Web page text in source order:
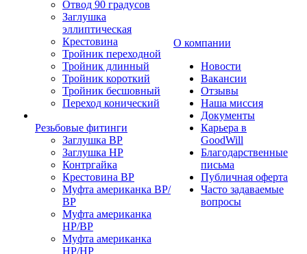
Отвод 90 градусов
Заглушка
эллиптическая
Крестовина
Тройник переходной
Тройник длинный
Тройник короткий
Тройник бесшовный
Переход конический
Резьбовые фитинги
Заглушка ВР
Заглушка НР
Контргайка
Крестовина ВР
Муфта американка ВР/
ВР
Муфта американка
НР/ВР
Муфта американка
НР/НР
О компании
Новости
Вакансии
Отзывы
Наша миссия
Документы
Карьера в
GoodWill
Благодарственные
письма
Публичная оферта
Часто задаваемые
вопросы